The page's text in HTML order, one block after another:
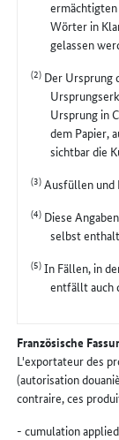
Wörter in
gelassen
(2) Der Ursprung
Ursprung in
dem Papier,
sichtbar die
(3)Ausfüllen und
(4) Diese
selbst
(5)In Fällen, in
entfällt auch
Französische
L'exportateur des
(autorisation
contraire, ces
- cumulation